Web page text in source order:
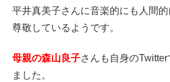
平井真美子さんに音楽的にも人間的
尊敬しているようです。
母親の森山良子さんも自身の
ました。